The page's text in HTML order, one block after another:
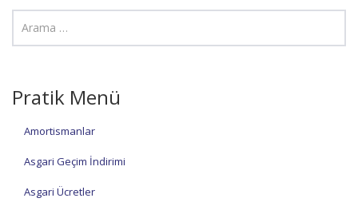
Pratik Menü
Amortismanlar
Asgari Geçim İndirimi
Asgari Ücretler